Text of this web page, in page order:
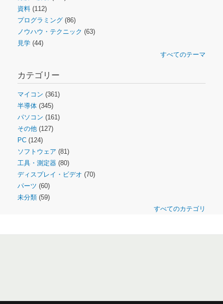
資料 (112)
プログラミング (86)
ノウハウ・テクニック (63)
見学 (44)
すべてのテーマ
カテゴリー
マイコン (361)
半導体 (345)
パソコン (161)
その他 (127)
PC (124)
ソフトウェア (81)
工具・測定器 (80)
ディスプレイ・ビデオ (70)
パーツ (60)
未分類 (59)
すべてのカテゴリ